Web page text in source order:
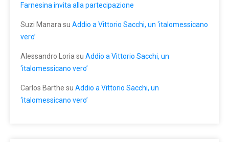
Farnesina invita alla partecipazione
Suzi Manara su Addio a Vittorio Sacchi, un ‘italomessicano
vero’
Alessandro Loria su Addio a Vittorio Sacchi, un
‘italomessicano vero’
Carlos Barthe su Addio a Vittorio Sacchi, un
‘italomessicano vero’